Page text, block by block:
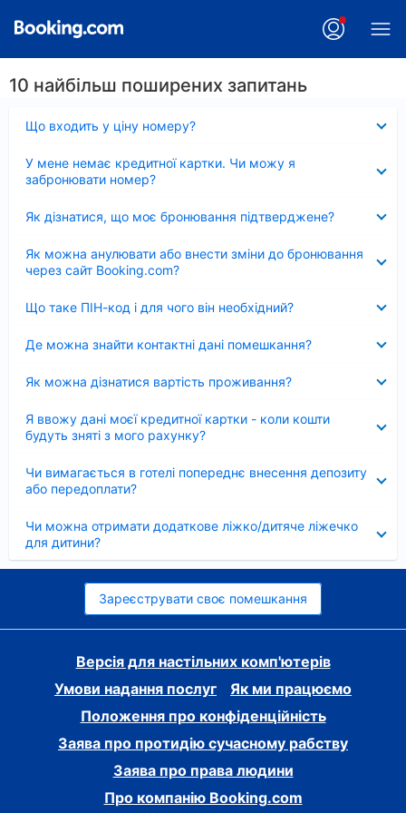
10 найбільш поширених запитань
Що входить у ціну номеру?
У мене немає кредитної картки. Чи можу я
забронювати номер?
Як дізнатися, що моє бронювання підтверджене?
Як можна анулювати або внести зміни до бронювання
через сайт Booking.com?
Що таке ПІН-код і для чого він необхідний?
Де можна знайти контактні дані помешкання?
Як можна дізнатися вартість проживання?
Я ввожу дані моєї кредитної картки - коли кошти
будуть зняті з мого рахунку?
Чи вимагається в готелі попереднє внесення депозиту
або передоплати?
Чи можна отримати додаткове ліжко/дитяче ліжечко
для дитини?
Зареєструвати своє помешкання
Версія для настільних комп'ютерів
Умови надання послуг
Як ми працюємо
Положення про конфіденційність
Заява про протидію сучасному рабству
Заява про права людини
Про компанію Booking.com